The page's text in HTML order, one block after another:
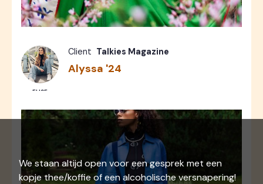
ELISE
Client Talkies Magazine
Alyssa '24
We staan altijd open voor een gesprek met een
kopje thee/koffie of een alcoholische versnapering!